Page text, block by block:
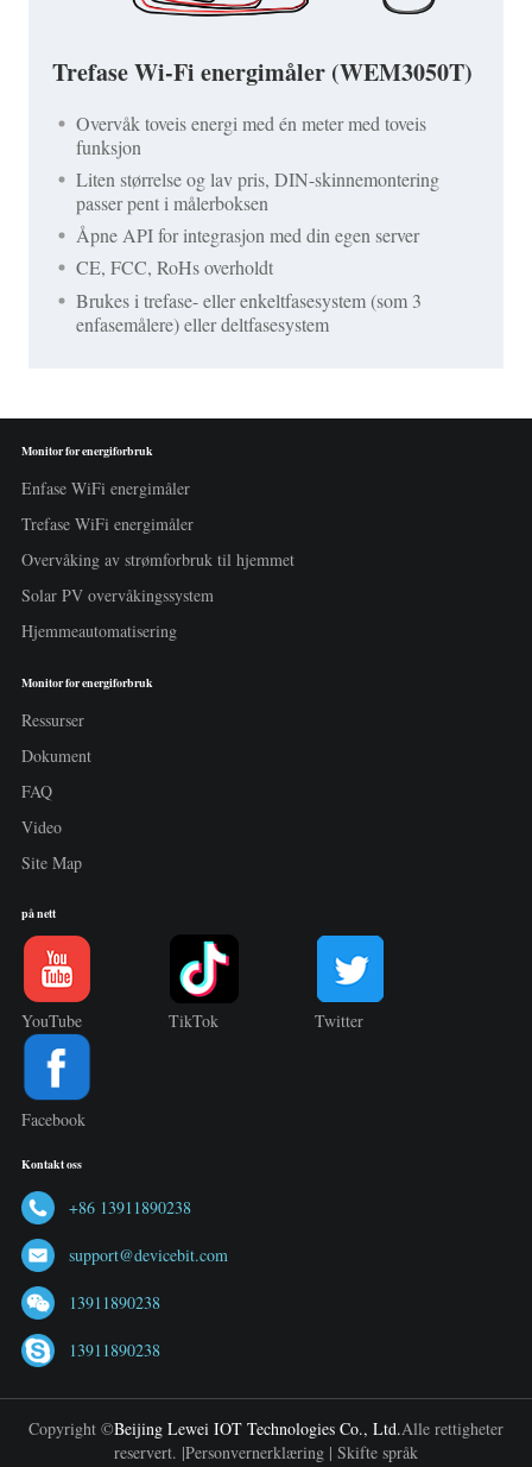
Trefase Wi-Fi energimåler (WEM3050T)
Overvåk toveis energi med én meter med toveis
funksjon
Liten størrelse og lav pris, DIN-skinnemontering
passer pent i målerboksen
Åpne API for integrasjon med din egen server
CE, FCC, RoHs overholdt
Brukes i trefase- eller enkeltfasesystem (som 3
enfasemålere) eller deltfasesystem
Monitor for energiforbruk
Enfase WiFi energimåler
Trefase WiFi energimåler
Overvåking av strømforbruk til hjemmet
Solar PV overvåkingssystem
Hjemmeautomatisering
Monitor for energiforbruk
Ressurser
Dokument
FAQ
Video
Site Map
på nett
YouTube TikTok Twitter
Facebook
Kontakt oss
+86 13911890238
support@devicebit.com
13911890238
13911890238
Copyright ©Beijing Lewei IOT Technologies Co., Ltd.Alle rettigheter
reservert. |Personvernerklæring | Skifte språk